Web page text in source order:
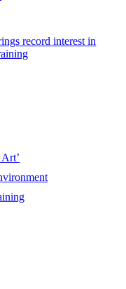
record interest in